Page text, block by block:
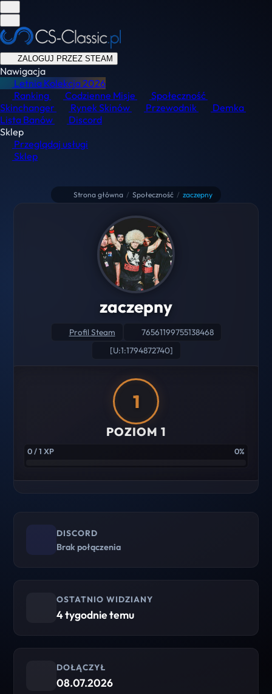
ZALOGUJ PRZEZ STEAM
Nawigacja
Letnia Kolekcja2026
Ranking
Codzienne Misje
Społeczność
Skinchanger
Rynek Skinów Przewodnik
Demka
Lista Banów
Discord
Sklep
Przeglądaj usługi
Sklep
Strona główna / Społeczność / zaczepny
zaczepny
Profil Steam
76561199755138468
[U:1:1794872740]
1
POZIOM 1
0 / 1 XP 0%
DISCORD
Brak połączenia
OSTATNIO WIDZIANY
4 tygodnie temu
DOŁĄCZYŁ
08.07.2026